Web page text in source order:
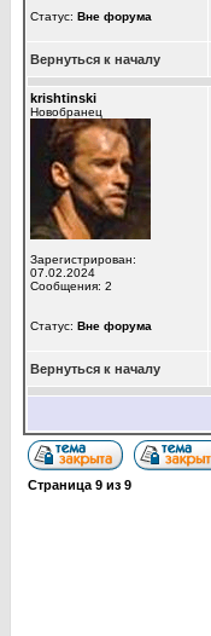
Статус: Вне форума
Вернуться к началу
krishtinski
Новобранец
Зарегистрирован:
07.02.2024
Сообщения: 2
Статус: Вне форума
Вернуться к началу
Страница 9 из 9